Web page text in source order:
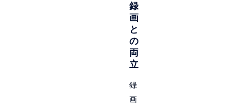
録
画
と
の
両
立
録
画